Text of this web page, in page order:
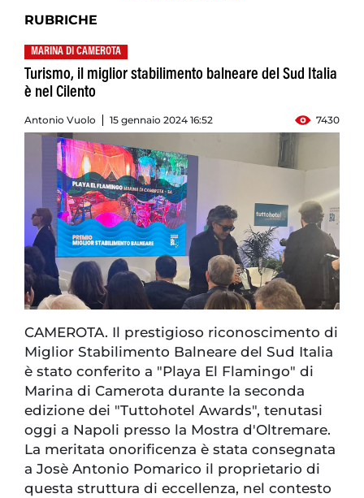
RUBRICHE
MARINA DI CAMEROTA
Turismo, il miglior stabilimento balneare del Sud Italia
è nel Cilento
Antonio Vuolo 15 gennaio 2024 16:52 7430
CAMEROTA. Il prestigioso riconoscimento di
Miglior Stabilimento Balneare del Sud Italia
è stato conferito a "Playa El Flamingo" di
Marina di Camerota durante la seconda
edizione dei "Tuttohotel Awards", tenutasi
oggi a Napoli presso la Mostra d'Oltremare.
La meritata onorificenza è stata consegnata
a Josè Antonio Pomarico il proprietario di
questa struttura di eccellenza, nel contesto